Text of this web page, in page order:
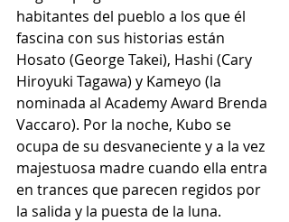
habitantes del pueblo a los que él
fascina con sus historias están
Hosato (George Takei), Hashi (Cary
Hiroyuki Tagawa) y Kameyo (la
nominada al Academy Award Brenda
Vaccaro). Por la noche, Kubo se
ocupa de su desvaneciente y a la vez
majestuosa madre cuando ella entra
en trances que parecen regidos por
la salida y la puesta de la luna.